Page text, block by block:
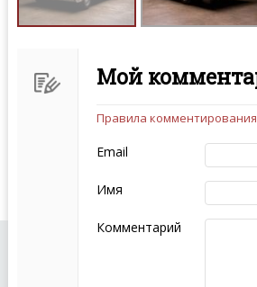
Мой
Чтобы ваш комментарий
следующих правил:
Комментарий не
эмоциональных
Не стоит
Пожалуйста, не
также призывы к
Правила комментирования
Email
Имя
Комментарий